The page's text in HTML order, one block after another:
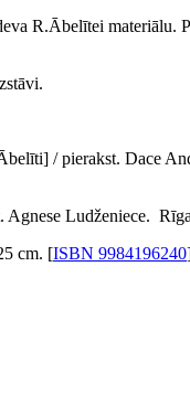
R.Ābelītei materiālu.
/ pierakst. Dace
Ludženiece.
cm. [ISBN 9984196240